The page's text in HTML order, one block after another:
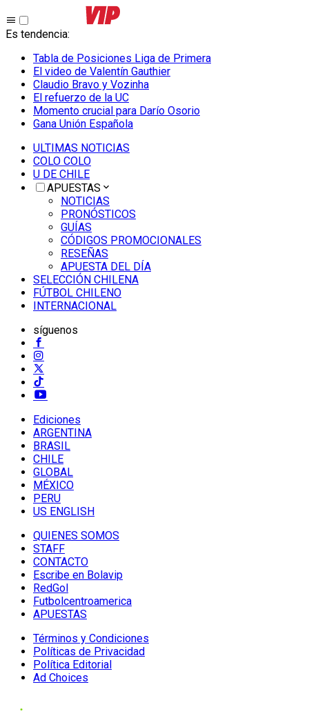
Es tendencia:
Tabla de Posiciones Liga de Primera
El video de Valentín Gauthier
Claudio Bravo y Vozinha
El refuerzo de la UC
Momento crucial para Darío Osorio
Gana Unión Española
ULTIMAS NOTICIAS
COLO COLO
U DE CHILE
APUESTAS
NOTICIAS
PRONÓSTICOS
GUÍAS
CÓDIGOS PROMOCIONALES
RESEÑAS
APUESTA DEL DÍA
SELECCIÓN CHILENA
FÚTBOL CHILENO
INTERNACIONAL
síguenos
Ediciones
ARGENTINA
BRASIL
CHILE
GLOBAL
MÉXICO
PERU
US ENGLISH
QUIENES SOMOS
STAFF
CONTACTO
Escribe en Bolavip
RedGol
Futbolcentroamerica
APUESTAS
Términos y Condiciones
Políticas de Privacidad
Política Editorial
Ad Choices